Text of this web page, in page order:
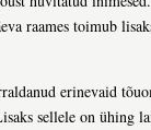
raames toimub
erinevaid
sellele on ühing